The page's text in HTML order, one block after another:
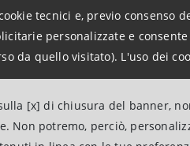
tecnici e, previo consenso
personalizzate e
da quello visitato). L'uso dei
[x] di chiusura del banner,
Non potremo, perciò,
e visione internazionale.
digitalizzazione, sostenibilità e
del territorio: i dati del
italiana mostra segnali di